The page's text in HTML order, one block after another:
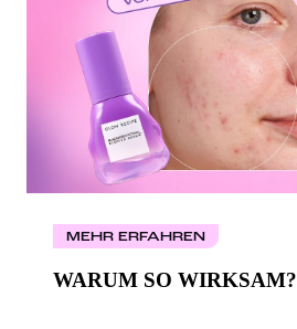
MEHR ERFAHREN
WARUM SO WIRKSAM?